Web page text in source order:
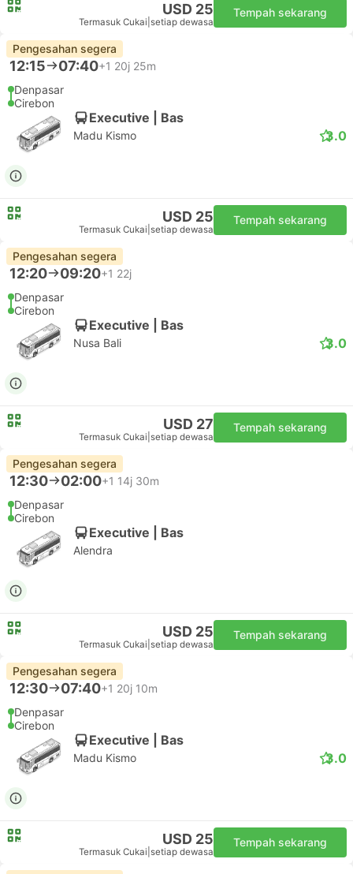
USD 25
Termasuk Cukai setiap dewasa
Tempah sekarang
Pengesahan segera
12:15 07:40+1 20j 25m
Denpasar
Cirebon
Executive | Bas
Madu Kismo 3.0
USD 25
Termasuk Cukai setiap dewasa
Tempah sekarang
Pengesahan segera
12:20 09:20+1 22j
Denpasar
Cirebon
Executive | Bas
Nusa Bali 3.0
USD 27
Termasuk Cukai setiap dewasa
Tempah sekarang
Pengesahan segera
12:30 02:00+1 14j 30m
Denpasar
Cirebon
Executive | Bas
Alendra
USD 25
Termasuk Cukai setiap dewasa
Tempah sekarang
Pengesahan segera
12:30 07:40+1 20j 10m
Denpasar
Cirebon
Executive | Bas
Madu Kismo 3.0
USD 25
Termasuk Cukai setiap dewasa
Tempah sekarang